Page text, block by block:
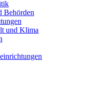
Behörden
und Klima